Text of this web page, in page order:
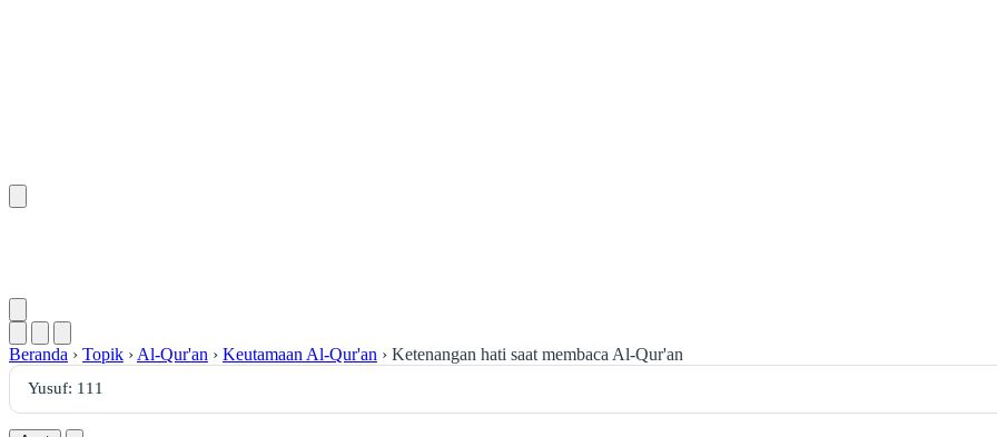
Beranda › Topik › Al-Qur'an › Keutamaan Al-Qur'an › Ketenangan hati saat membaca Al-Qur'an